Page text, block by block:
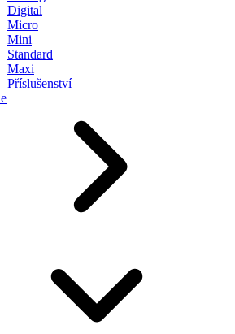
Digital
Micro
Mini
Standard
Maxi
Příslušenství